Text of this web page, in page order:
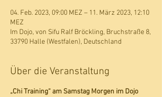
04. Feb. 2023, 09:00 MEZ – 11. März 2023, 12:10
MEZ
Im Dojo, von Sifu Ralf Bröckling, Bruchstraße 8,
33790 Halle (Westfalen), Deutschland
Über die Veranstaltung
„Chi Training“ am Samstag Morgen im Dojo